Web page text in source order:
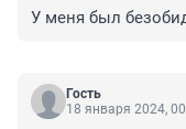
У меня был
Гость
18 января 2024,